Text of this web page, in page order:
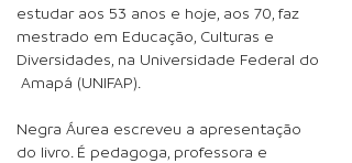
estudar aos 53 anos e hoje, aos 70, faz
mestrado em Educação, Culturas e
Diversidades, na Universidade Federal do
Amapá (UNIFAP).
Negra Áurea escreveu a apresentação
do livro. É pedagoga, professora e